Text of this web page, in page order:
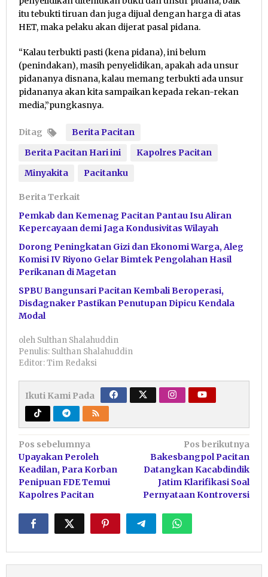
itu tebukti tiruan dan juga dijual dengan harga di atas
HET, maka pelaku akan dijerat pasal pidana.
“Kalau terbukti pasti (kena pidana), ini belum
(penindakan), masih penyelidikan, apakah ada unsur
pidananya disnana, kalau memang terbukti ada unsur
pidananya akan kita sampaikan kepada rekan-rekan
media,”pungkasnya.
Ditag
Berita Pacitan
Berita Pacitan Hari ini
Kapolres Pacitan
Minyakita
Pacitanku
Berita Terkait
Pemkab dan Kemenag Pacitan Pantau Isu Aliran
Kepercayaan demi Jaga Kondusivitas Wilayah
Dorong Peningkatan Gizi dan Ekonomi Warga, Aleg
Komisi IV Riyono Gelar Bimtek Pengolahan Hasil
Perikanan di Magetan
SPBU Bangunsari Pacitan Kembali Beroperasi,
Disdagnaker Pastikan Penutupan Dipicu Kendala
Modal
oleh Sulthan Shalahuddin
Penulis: Sulthan Shalahuddin
Editor: Tim Redaksi
Ikuti Kami Pada
Navigasi
pos
Pos sebelumnya
Upayakan Peroleh
Keadilan, Para Korban
Penipuan FDE Temui
Kapolres Pacitan
Pos berikutnya
Bakesbangpol Pacitan
Datangkan Kacabdindik
Jatim Klarifikasi Soal
Pernyataan Kontroversi